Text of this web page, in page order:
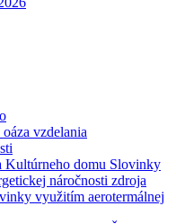
vzdelania
Kultúrneho domu Slovinky
náročnosti zdroja
využitím aerotermálnej